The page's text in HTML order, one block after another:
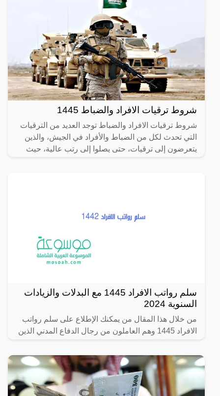
شروط ترقيات الافراد والضباط 1445
شروط ترقيات الافراد والضباط توجد العديد من الترقيات
التي تحدث لكل من الضباط والأفراد في الجيش، والذين
يتعرضون إلى ترقيات، حتى يصلوا إلى رتب عالية، حيث
سلم رواتب الافراد 1445 مع البدلات والزيادات
السنوية 2024
من خلال هذا المقال من يمكنك الإطلاع على سلم رواتب
الافراد 1445 وهم العاملون من رجال الدفاع المدني الذين
الذي